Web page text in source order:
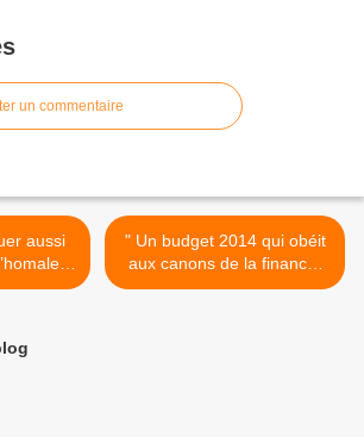
un commentaire
" Un budget 2014 qui obéit
aux canons de la finance"
par André Chassaigne >